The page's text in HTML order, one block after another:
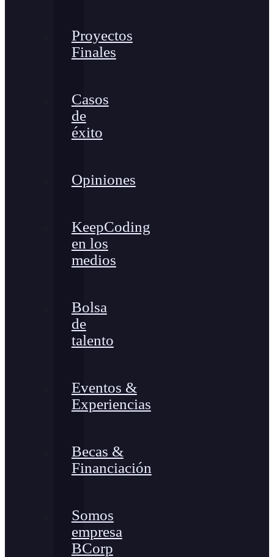
Proyectos
Finales
Casos
de
éxito
Opiniones
KeepCoding
en los
medios
Bolsa
de
talento
Eventos &
Experiencias
Becas &
Financiación
Somos
empresa
BCorp